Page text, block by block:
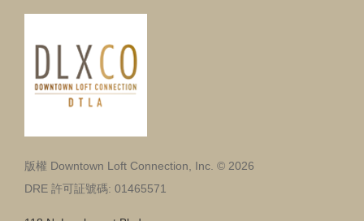
版權 Downtown Loft Connection, Inc. © 2026
DRE 許可証號碼: 01465571